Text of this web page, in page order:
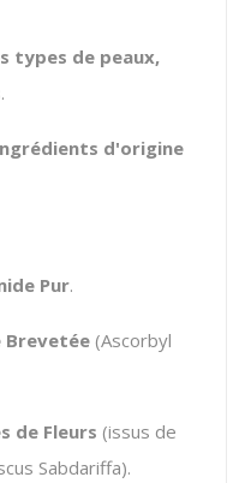
types de peaux,
.
d'origine
Pur.
Brevetée (Ascorbyl
de Fleurs (issus de
Sabdariffa).